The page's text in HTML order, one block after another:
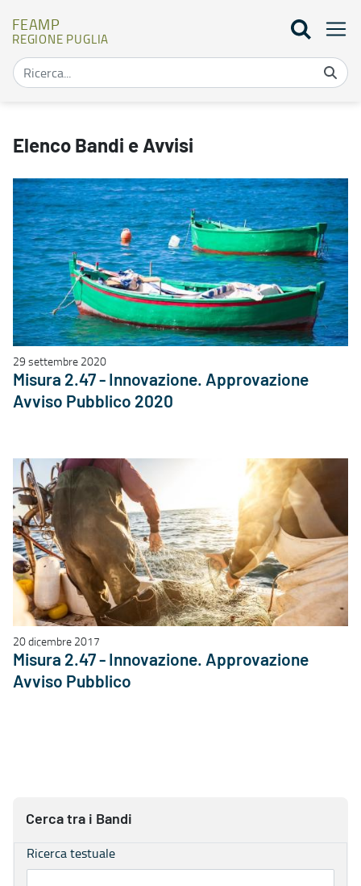
FEAMP
REGIONE PUGLIA
Elenco Bandi e Avvisi
29 settembre 2020
Misura 2.47 - Innovazione. Approvazione
Avviso Pubblico 2020
20 dicembre 2017
Misura 2.47 - Innovazione. Approvazione
Avviso Pubblico
Cerca tra i Bandi
Ricerca testuale